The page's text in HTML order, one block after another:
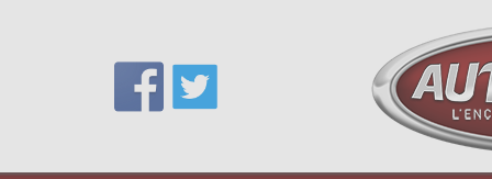
06 51 040 025